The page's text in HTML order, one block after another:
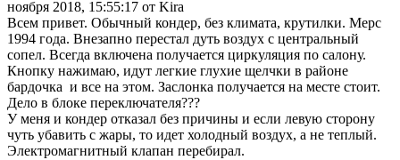
ноября 2018, 15:55:17 от Kira
Всем привет. Обычный кондер, без климата, крутилки. Мерс
1994 года. Внезапно перестал дуть воздух с центральный
сопел. Всегда включена получается циркуляция по салону.
Кнопку нажимаю, идут легкие глухие щелчки в районе
бардочка и все на этом. Заслонка получается на месте стоит.
Дело в блоке переключателя???
У меня и кондер отказал без причины и если левую сторону
чуть убавить с жары, то идет холодный воздух, а не теплый.
Электромагнитный клапан перебирал.